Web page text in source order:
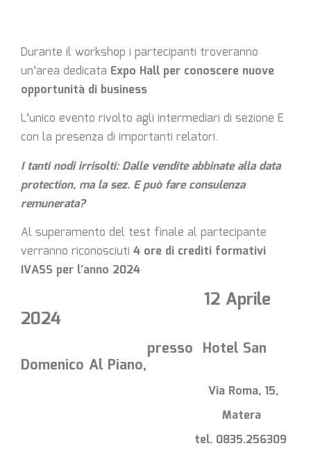
Durante il workshop i partecipanti troveranno
un’area dedicata Expo Hall per conoscere nuove
opportunità di business
L’unico evento rivolto agli intermediari di sezione E
con la presenza di importanti relatori.
I tanti nodi irrisolti: Dalle vendite abbinate alla data
protection, ma la sez. E può fare consulenza
remunerata?
Al superamento del test finale al partecipante
verranno riconosciuti 4 ore di crediti formativi
IVASS per l’anno 2024
12 Aprile
2024
presso Hotel San
Domenico Al Piano,
Via Roma, 15,
Matera
tel. 0835.256309